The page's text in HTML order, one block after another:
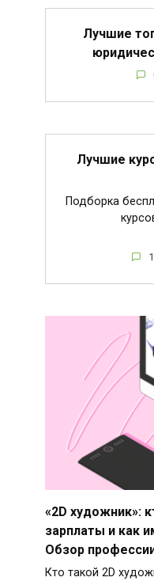
Лучшие
Лучшие
Подборка
1
«2D художник»:
зарплаты и как
Обзор
Кто такой 2D